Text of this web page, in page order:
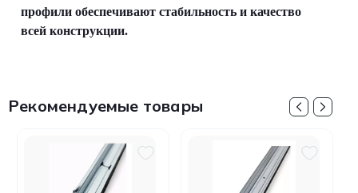
профили обеспечивают стабильность и качество
всей конструкции.
Рекомендуемые товары